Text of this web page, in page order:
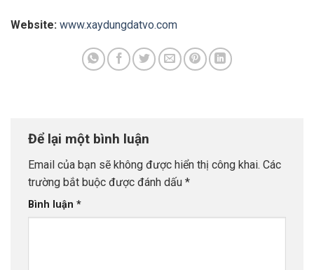
Website: www.xaydungdatvo.com
Để lại một bình luận
Email của bạn sẽ không được hiển thị công khai. Các
trường bắt buộc được đánh dấu *
Bình luận *